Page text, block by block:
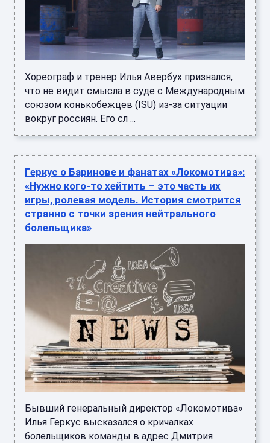
Хореограф и тренер Илья Авербух признался,
что не видит смысла в суде с Международным
союзом конькобежцев (ISU) из-за ситуации
вокруг россиян. Его сл ...
Геркус о Баринове и фанатах «Локомотива»:
«Нужно кого‑то хейтить – это часть их
игры, ролевая модель. История смотрится
странно с точки зрения нейтрального
болельщика»
Бывший генеральный директор «Локомотива»
Илья Геркус высказался о кричалках
болельщиков команды в адрес Дмитрия